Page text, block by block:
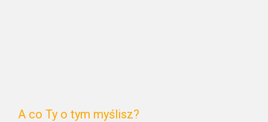
A co Ty o tym myślisz?